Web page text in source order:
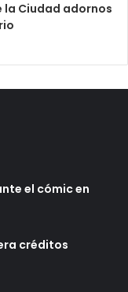
la Ciudad adornos
el cómic en
créditos